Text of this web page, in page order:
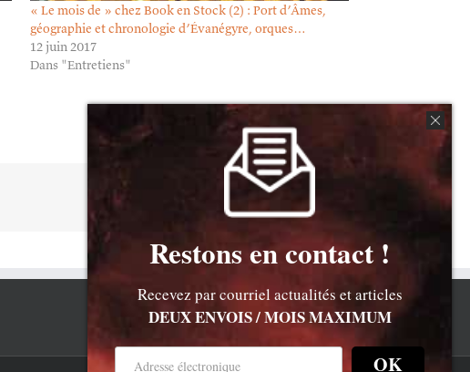
« Le mois de » chez Book en Stock (2) : Port d’Âmes,
géographie et chronologie d’Évanégyre, orques…
12 juin 2017
Dans "Entretiens"
Facebook
Restons en contact !
Recevez par courriel actualités et articles
DEUX ENVOIS / MOIS MAXIMUM
OK